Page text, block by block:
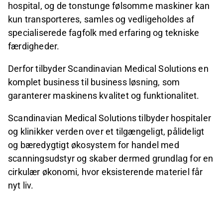
hospital, og de tonstunge følsomme maskiner kan
kun transporteres, samles og vedligeholdes af
specialiserede fagfolk med erfaring og tekniske
færdigheder.
Derfor tilbyder Scandinavian Medical Solutions en
komplet business til business løsning, som
garanterer maskinens kvalitet og funktionalitet.
Scandinavian Medical Solutions tilbyder hospitaler
og klinikker verden over et tilgængeligt, pålideligt
og bæredygtigt økosystem for handel med
scanningsudstyr og skaber dermed grundlag for en
cirkulær økonomi, hvor eksisterende materiel får
nyt liv.